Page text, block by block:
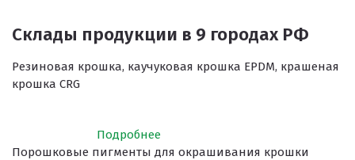
Склады продукции в 9 городах РФ
Резиновая крошка, каучуковая крошка EPDM, крашеная
крошка CRG
Подробнее
Порошковые пигменты для окрашивания крошки